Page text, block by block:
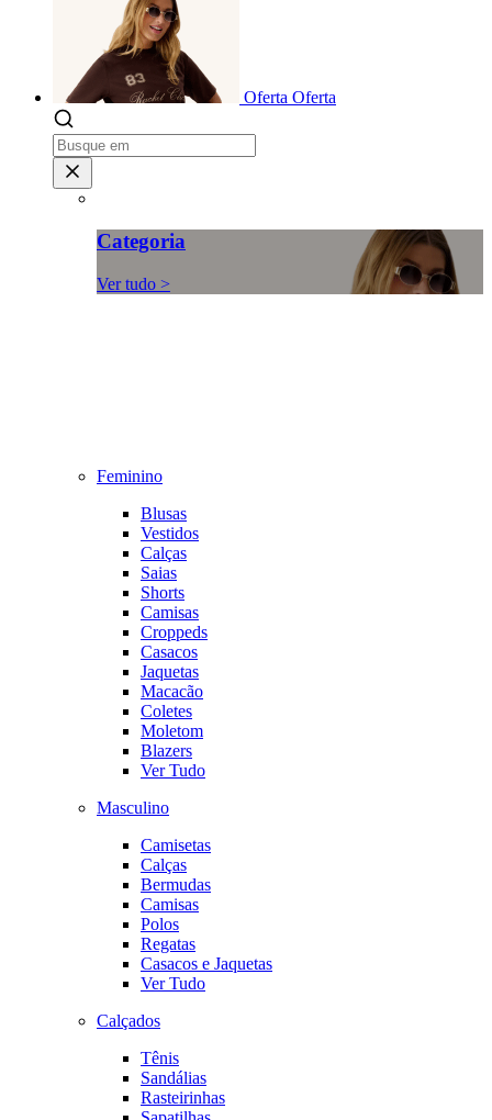
Oferta Oferta
Categoria
Ver tudo >
Feminino
Blusas
Vestidos
Calças
Saias
Shorts
Camisas
Croppeds
Casacos
Jaquetas
Macacão
Coletes
Moletom
Blazers
Ver Tudo
Masculino
Camisetas
Calças
Bermudas
Camisas
Polos
Regatas
Casacos e Jaquetas
Ver Tudo
Calçados
Tênis
Sandálias
Rasteirinhas